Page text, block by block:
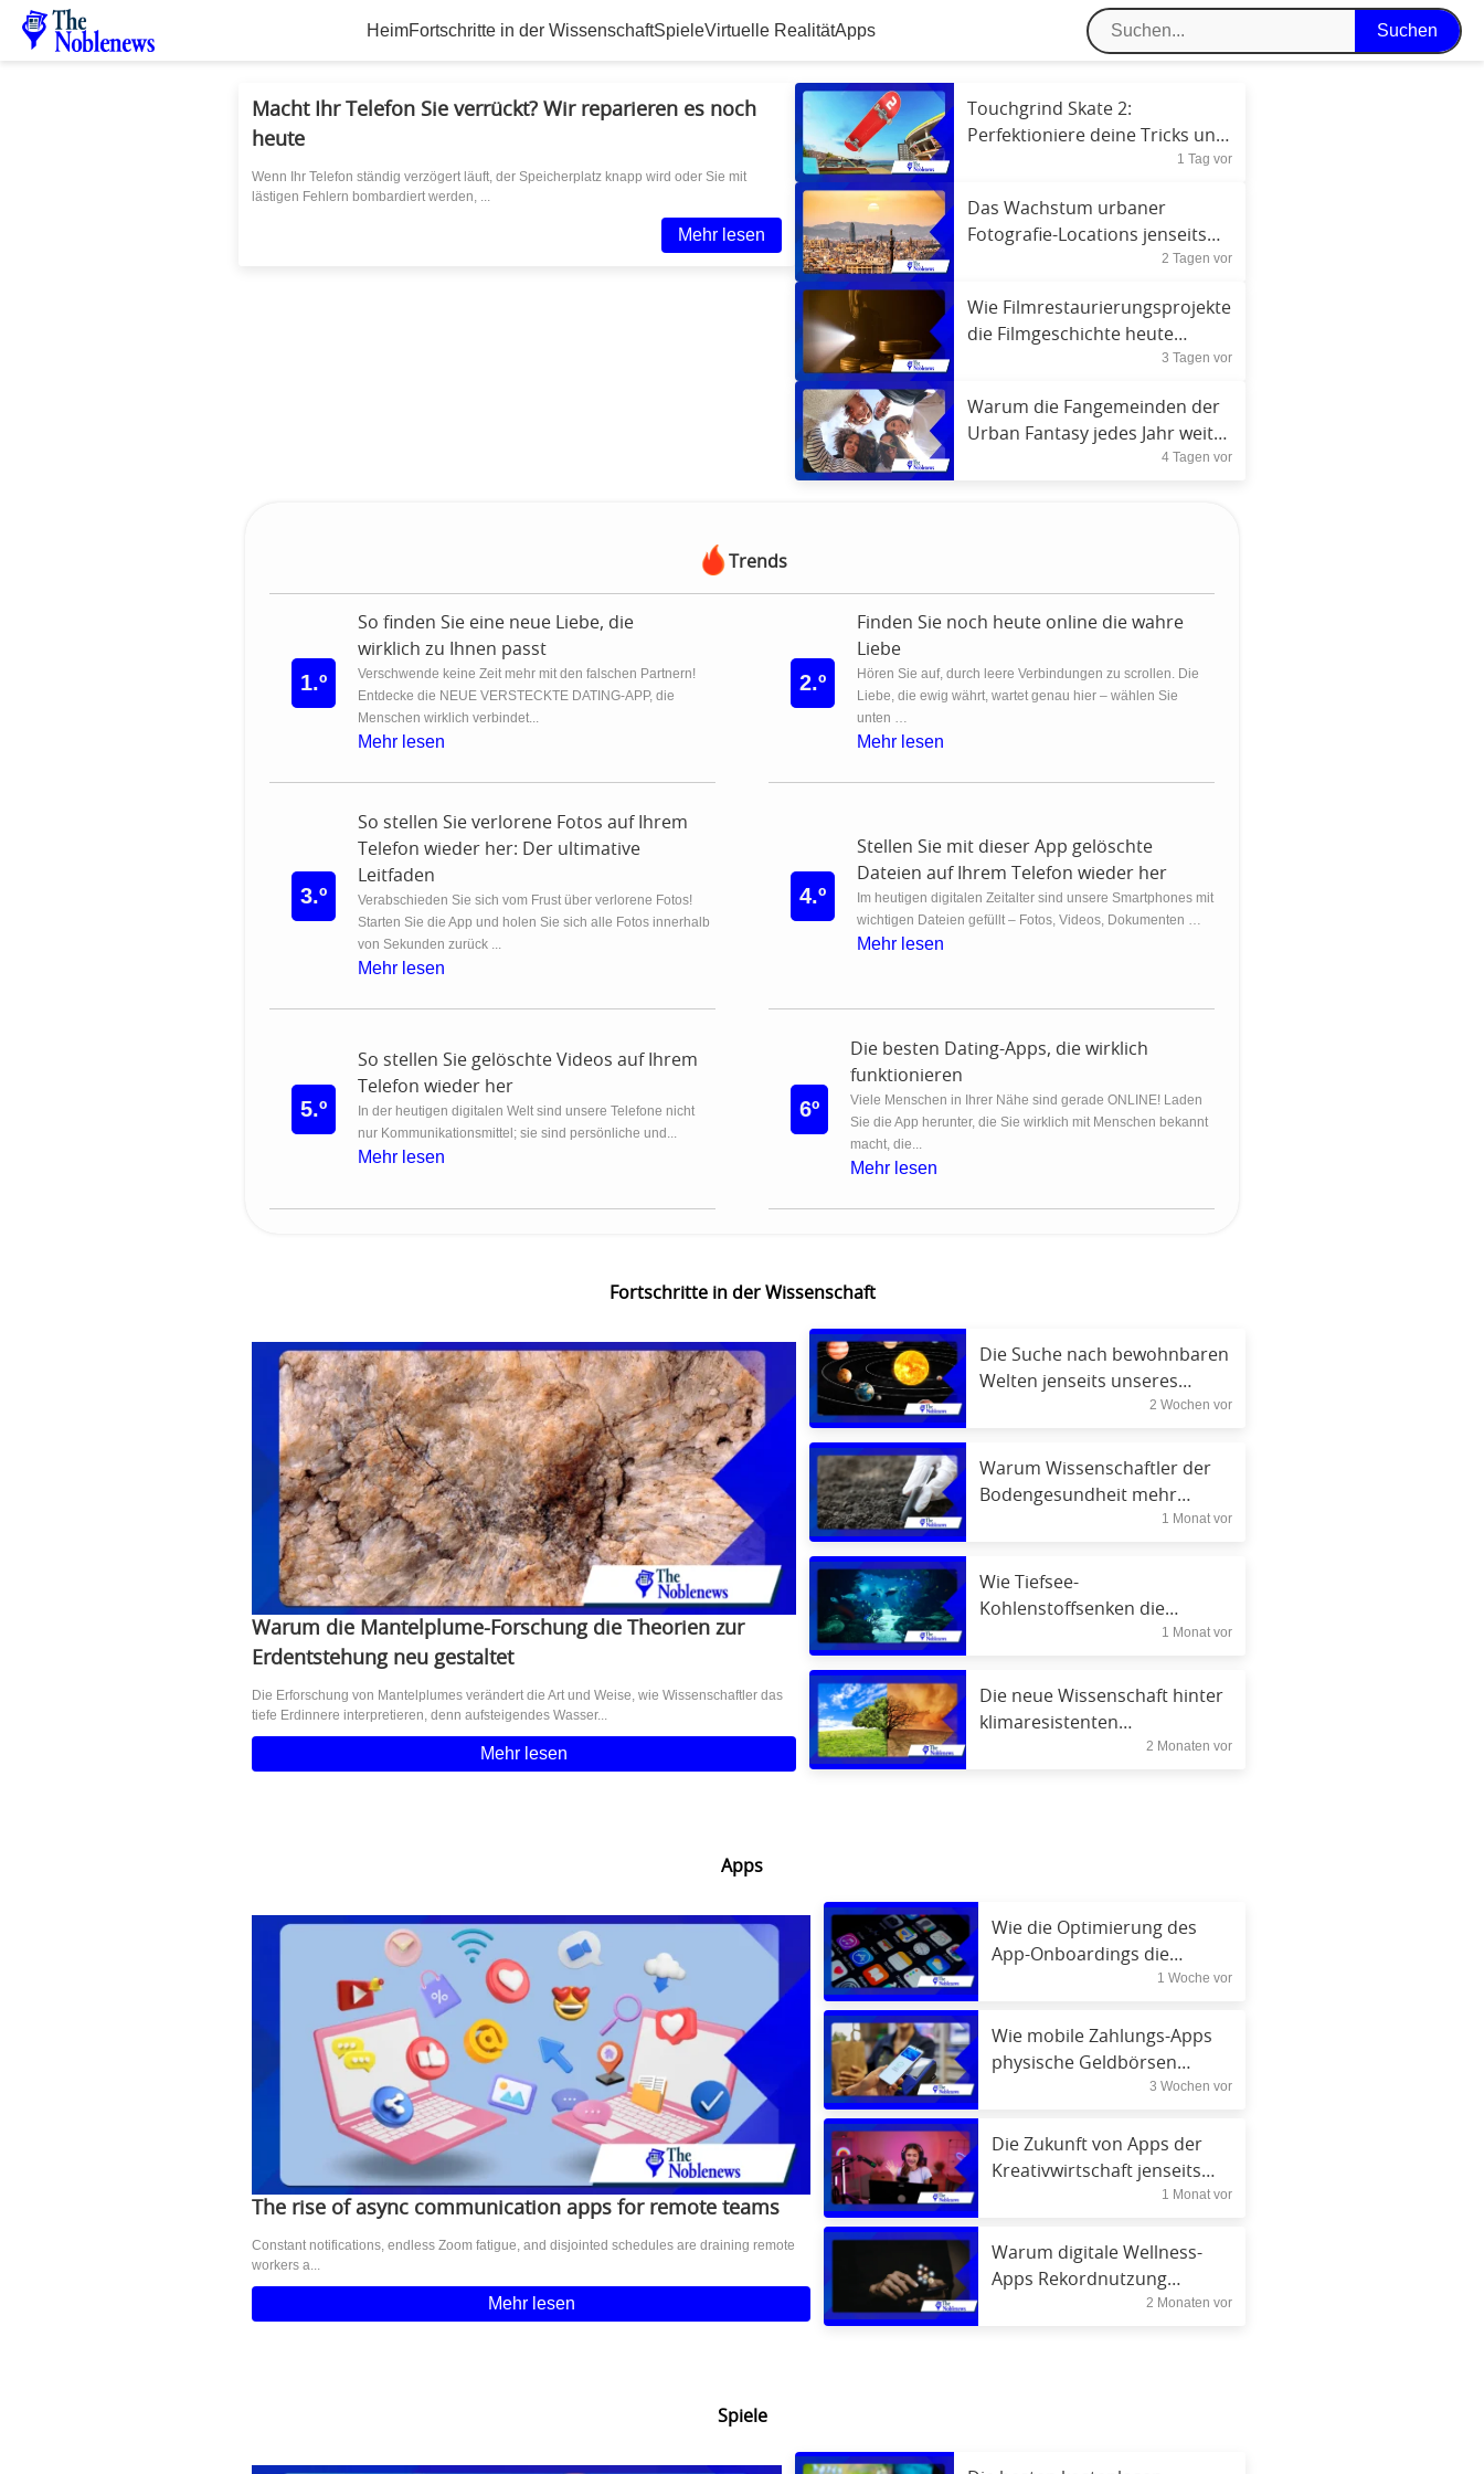
HeimFortschritte in der WissenschaftSpieleVirtuelle RealitätApps
Macht Ihr Telefon Sie verrückt? Wir reparieren es noch
heute
Wenn Ihr Telefon ständig verzögert läuft, der Speicherplatz knapp wird oder Sie mit
lästigen Fehlern bombardiert werden, ...
Mehr lesen
Touchgrind Skate 2:
Perfektioniere deine Tricks und
1 Tag vor
Das Wachstum urbaner
Fotografie-Locations jenseits
von Sehenswürdigkeiten2 Tagen vor
Wie Filmrestaurierungsprojekte
die Filmgeschichte heute
3 Tagen vor
Warum die Fangemeinden der
Urban Fantasy jedes Jahr weiter
4 Tagen vor
Trends
1.º
So finden Sie eine neue Liebe, die
wirklich zu Ihnen passt
Verschwende keine Zeit mehr mit den falschen Partnern!
Entdecke die NEUE VERSTECKTE DATING-APP, die
Menschen wirklich verbindet...
Mehr lesen
2.º
Finden Sie noch heute online die wahre
Liebe
Hören Sie auf, durch leere Verbindungen zu scrollen. Die
Liebe, die ewig währt, wartet genau hier – wählen Sie
unten …
Mehr lesen
3.º
So stellen Sie verlorene Fotos auf Ihrem
Telefon wieder her: Der ultimative
Leitfaden
Verabschieden Sie sich vom Frust über verlorene Fotos!
Starten Sie die App und holen Sie sich alle Fotos innerhalb
von Sekunden zurück ...
Mehr lesen
4.º
Stellen Sie mit dieser App gelöschte
Dateien auf Ihrem Telefon wieder her
Im heutigen digitalen Zeitalter sind unsere Smartphones mit
wichtigen Dateien gefüllt – Fotos, Videos, Dokumenten …
Mehr lesen
5.º
So stellen Sie gelöschte Videos auf Ihrem
Telefon wieder her
In der heutigen digitalen Welt sind unsere Telefone nicht
nur Kommunikationsmittel; sie sind persönliche und...
Mehr lesen
6º
Die besten Dating-Apps, die wirklich
funktionieren
Viele Menschen in Ihrer Nähe sind gerade ONLINE! Laden
Sie die App herunter, die Sie wirklich mit Menschen bekannt
macht, die...
Mehr lesen
Fortschritte in der Wissenschaft
Warum die Mantelplume-Forschung die Theorien zur
Erdentstehung neu gestaltet
Die Erforschung von Mantelplumes verändert die Art und Weise, wie Wissenschaftler das
tiefe Erdinnere interpretieren, denn aufsteigendes Wasser...
Mehr lesen
Die Suche nach bewohnbaren
Welten jenseits unseres
Sonnensystems im Jahr 2026
2 Wochen vor
Warum Wissenschaftler der
Bodengesundheit mehr
Aufmerksamkeit schenken1 Monat vor
Wie Tiefsee-
Kohlenstoffsenken die
Klimastabilität beeinflussen
1 Monat vor
Die neue Wissenschaft hinter
klimaresistenten
2 Monaten vor
Apps
The rise of async communication apps for remote teams
Constant notifications, endless Zoom fatigue, and disjointed schedules are draining remote
workers a...
Mehr lesen
Wie die Optimierung des
App-Onboardings die
Nutzerbindung steigert1 Woche vor
Wie mobile Zahlungs-Apps
physische Geldbörsen
3 Wochen vor
Die Zukunft von Apps der
Kreativwirtschaft jenseits
1 Monat vor
Warum digitale Wellness-
Apps Rekordnutzung
2 Monaten vor
Spiele